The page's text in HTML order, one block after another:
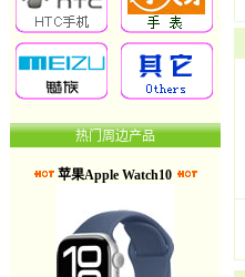
热门周边产品
苹果Apple Watch10